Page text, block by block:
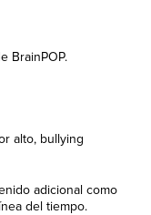
BrainPOP.
alto, bullying
adicional como
del tiempo.